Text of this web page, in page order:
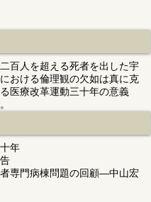
百人を超える死者を出した宇
おける倫理観の欠如は真に克
医療改革運動三十年の意義
年
専門病棟問題の回顧―中山宏